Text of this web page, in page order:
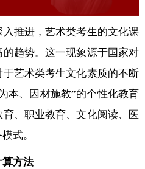
推进，艺术类考生的文化课
趋势。这一现象源于国家对
艺术类考生文化素质的不断
本、因材施教”的个性化教育
、职业教育、文化阅读、医
式。
方法